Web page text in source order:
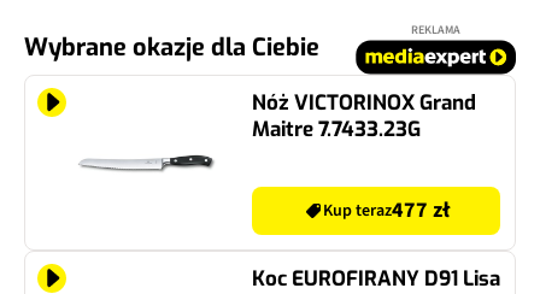
Wybrane okazje dla Ciebie
REKLAMA
Nóż VICTORINOX Grand
Maitre 7.7433.23G
Kup teraz477 zł
Koc EUROFIRANY D91 Lisa